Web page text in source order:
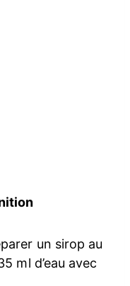
un sirop au
ml d’eau avec